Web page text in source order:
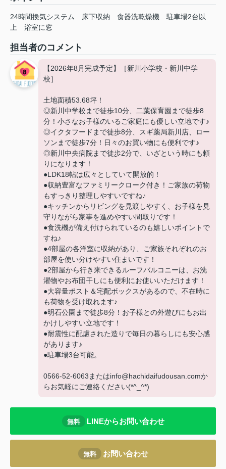
24時間換気システム 床下収納 食器洗乾燥機
駐車場2台以
上
浴室に窓
担当者のコメント
【2026年8月完成予定】［新川小学校・新川中学
校］
土地面積53.68坪！
◎新川中学校まで徒歩10分、二葉保育園まで徒歩8
分！小さなお子様のいるご家庭にも優しい立地です♪
◎イクタフードまで徒歩8分、スギ薬局新川店、ロー
ソンまで徒歩7分！日々のお買い物にも便利です♪
◎新川中央病院まで徒歩2分で、いざという時にも頼
りになります！
●LDK18帖は広々としていて開放的！
●収納豊富なファミリークローク付き！ご家族の荷物
もすっきり整理しやすいですね♪
●キッチンからリビングを見渡しやすく、お子様を見
守りながら家事を進めやすい間取りです！
●食洗機が備え付けられているのも嬉しいポイントで
すね♪
●4部屋の各洋室に収納があり、ご家族それぞれのお
部屋を使い分けやすい住まいです！
●2部屋から行き来できるルーフバルコニーは、お洗
濯物やお布団干しにも便利にお使いいただけます！
●大容量ポスト＆宅配ボックスがあるので、不在時に
も荷物を受け取れます♪
●明石公園まで徒歩8分！お子様との外遊びにもお出
かけしやすい立地です！
●耐震性に配慮された造りで毎日の暮らしにも安心感
があります♪
●駐車場3台可能。
0566-52-6063またはinfo@hachidaifudousan.comか
らお気軽にご連絡ください(*^_^*)
無料 LINEからお問い合わせ
無料 お問い合わせ